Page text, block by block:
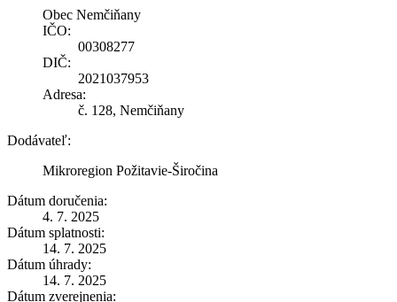
Obec Nemčiňany
IČO:
00308277
DIČ:
2021037953
Adresa:
č. 128, Nemčiňany
Dodávateľ:
Mikroregion Požitavie-Širočina
Dátum doručenia:
4. 7. 2025
Dátum splatnosti:
14. 7. 2025
Dátum úhrady:
14. 7. 2025
Dátum zverejnenia: